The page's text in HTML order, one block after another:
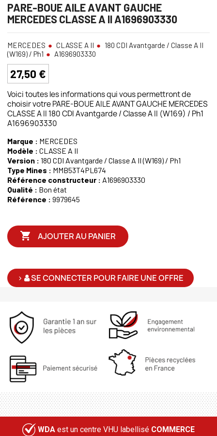
PARE-BOUE AILE AVANT GAUCHE
MERCEDES CLASSE A II A1696903330
MERCEDES CLASSE A II
180 CDI Avantgarde / Classe A II
(W169) / Ph1
A1696903330
27,50 €
Voici toutes les informations qui vous permettront de
choisir votre PARE-BOUE AILE AVANT GAUCHE MERCEDES
CLASSE A II 180 CDI Avantgarde / Classe A II (W169) / Ph1
A1696903330
Marque : MERCEDES
Modèle : CLASSE A II
Version : 180 CDI Avantgarde / Classe A II (W169) / Ph1
Type Mines : MMB53T4PL674
Référence constructeur : A1696903330
Qualité : Bon état
Référence : 9979645
 AJOUTER AU PANIER
> SE CONNECTER POUR FAIRE UNE OFFRE
WDA est un centre VHU labellisé COMMERCE